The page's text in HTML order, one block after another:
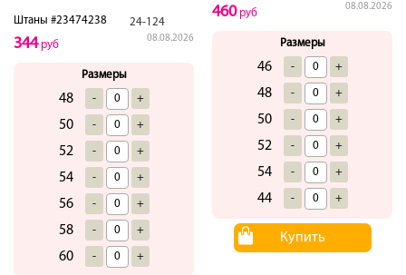
Штаны #23474238 24-124
08.08.2026
344руб
Размеры
48 - +
50 - +
52 - +
54 - +
56 - +
58 - +
60 - +
08.08.2026
460руб
Размеры
46 - +
48 - +
50 - +
52 - +
54 - +
44 - +
Купить